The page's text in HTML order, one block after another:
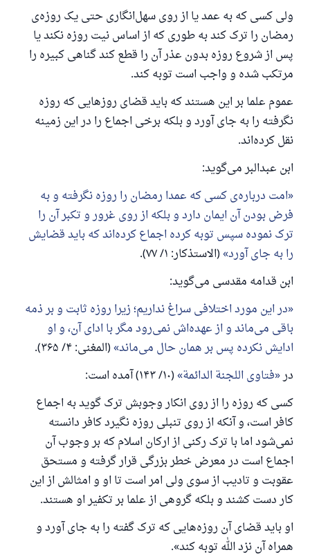
ولی کسی که به عمد یا از روی سهل‌انگاری حتی یک روزه‌ی
رمضان را ترک کند به طوری که از اساس نیت روزه نکند یا
پس از شروع روزه بدون عذر آن را قطع کند گناهی کبیره را
مرتکب شده و واجب است توبه کند.
عموم علما بر این هستند که باید قضای روزهایی که روزه
نگرفته را به جای آورد و بلکه برخی اجماع را در این زمینه
نقل کرده‌اند.
ابن عبدالبر می‌گوید:
امت درباره‌ی کسی که عمدا رمضان را روزه نگرفته و به
فرض بودن آن ایمان دارد و بلکه از روی غرور و تکبر آن را
ترک نموده سپس توبه کرده اجماع کرده‌اند که باید قضایش
را به جای آورد (الاستذکار: ۱/ ۷۷).
ابن قدامه مقدسی می‌گوید:
در این مورد اختلافی سراغ نداریم؛ زیرا روزه ثابت و بر ذمه
باقی می‌ماند و از عهده‌اش نمی‌رود مگر با ادای آن، و او
ادایش نکرده پس بر همان حال می‌ماند (المغنی: ۴/ ۳۶۵).
در فتاوى اللجنة الدائمة (۱۰/ ۱۴۳) آمده است:
کسی که روزه را از روی انکار وجوبش ترک گوید به اجماع
کافر است، و آنکه از روی تنبلی روزه نگیرد کافر دانسته
نمی‌شود اما با ترک رکنی از ارکان اسلام که بر وجوب آن
اجماع است در معرض خطر بزرگی قرار گرفته و مستحق
عقوبت و تادیب از سوی ولی امر است تا او و امثالش از این
کار دست کشند و بلکه گروهی از علما بر تکفیر او هستند.
او باید قضای آن روزه‌هایی که ترک گفته را به جای آورد و
همراه آن نزد الله توبه کند».